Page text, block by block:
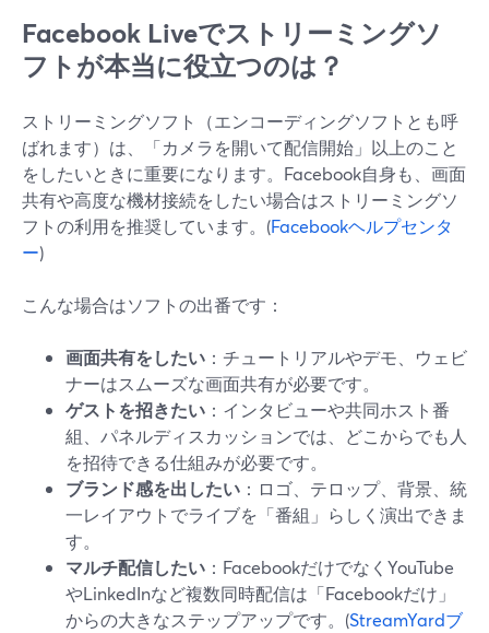
Facebook Liveでストリーミングソ
フトが本当に役立つのは？
ストリーミングソフト（エンコーディングソフトとも呼
ばれます）は、「カメラを開いて配信開始」以上のこと
をしたいときに重要になります。Facebook自身も、画面
共有や高度な機材接続をしたい場合はストリーミングソ
フトの利用を推奨しています。(Facebookヘルプセンタ
ー)
こんな場合はソフトの出番です：
画面共有をしたい ：チュートリアルやデモ、ウェビ
ナーはスムーズな画面共有が必要です。
ゲストを招きたい ：インタビューや共同ホスト番
組、パネルディスカッションでは、どこからでも人
を招待できる仕組みが必要です。
ブランド感を出したい ：ロゴ、テロップ、背景、統
一レイアウトでライブを「番組」らしく演出できま
す。
マルチ配信したい ：FacebookだけでなくYouTube
やLinkedInなど複数同時配信は「Facebookだけ」
からの大きなステップアップです。(StreamYardブ